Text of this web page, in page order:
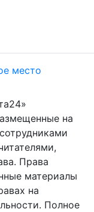
место
на
Права
материалы
на
Полное